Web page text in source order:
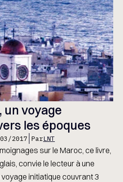
un voyage
les époques
2017 ParLNT
sur le Maroc, ce livre,
convie le lecteur à une
initiatique couvrant 3